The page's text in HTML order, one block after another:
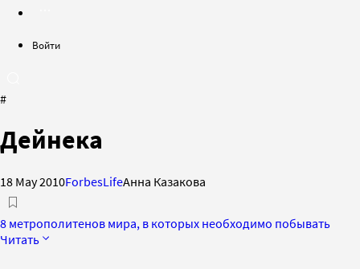
Войти
#
Дейнека
18 May 2010ForbesLifeАнна Казакова
8 метрополитенов мира, в которых необходимо побывать
Читать